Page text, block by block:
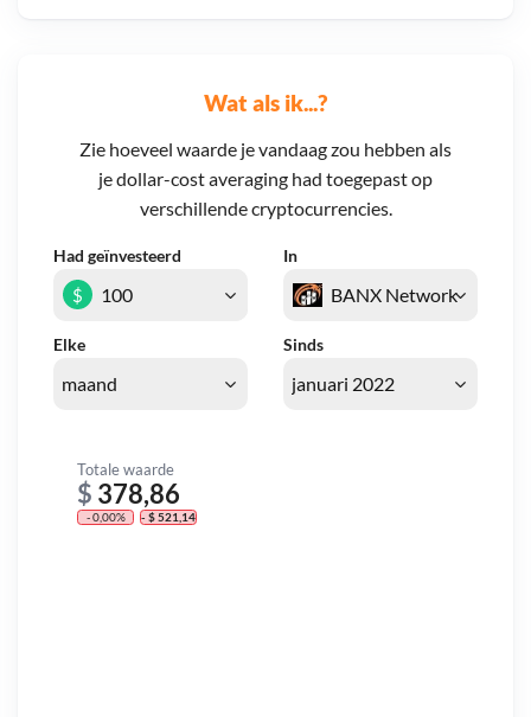
Wat als ik...?
Zie hoeveel waarde je vandaag zou hebben als
je dollar-cost averaging had toegepast op
verschillende cryptocurrencies.
Had geïnvesteerd In
Elke Sinds
$
Totale waarde
$ 378,86
- 0,00% - $ 521,14